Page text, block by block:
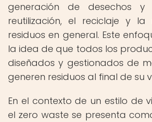
generación de desechos y
reutilización, el reciclaje y la
residuos en general. Este
la idea de que todos los
diseñados y gestionados de
generen residuos al final de su
En el contexto de un estilo de
el zero waste se presenta